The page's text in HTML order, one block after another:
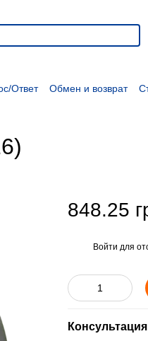
Ответ Обмен и возврат
848.25
Войти для
Консультация